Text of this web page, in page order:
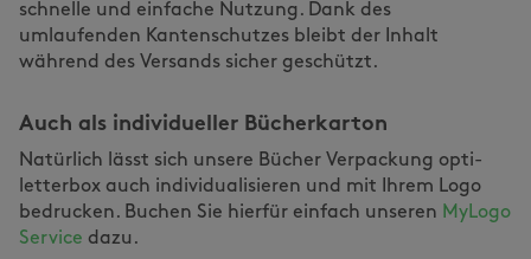
schnelle und einfache Nutzung. Dank des
umlaufenden Kantenschutzes bleibt der Inhalt
während des Versands sicher geschützt.
Auch als individueller Bücherkarton
Natürlich lässt sich unsere Bücher Verpackung opti-
letterbox auch individualisieren und mit Ihrem Logo
bedrucken. Buchen Sie hierfür einfach unseren MyLogo
Service dazu.